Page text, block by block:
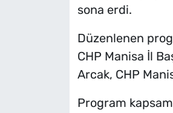
sona erdi.
Düzenlenen
CHP Manisa İl
Arcak, CHP
Program